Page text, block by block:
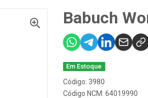
Babuch
Em Estoque
Código: 3980
Código NCM: 64019990